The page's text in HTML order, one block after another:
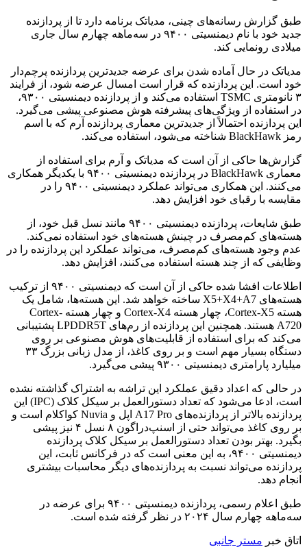
طبق گزارش رسانه‌های چینی، مدیاتک برنامه دارد تا از پردازنده
جدید خود با نام دیمنسیتی ۹۴۰۰ در سه‌ماهه چهارم سال جاری
میلادی رونمایی کند.
مدیاتک در حال آماده‌ شدن برای عرضه جدیدترین پردازنده پرچم‌دار
خود است. این پردازنده که قرار است امسال عرضه شود، از فرایند
۳ نانومتری TSMC استفاده می‌کند و از پردازنده دیمنسیتی ۹۳۰۰،
در استفاده از ویژگی‌های پیشرفته هوش مصنوعی پیشی می‌گیرد.
این پردازنده احتمالاً از جدیدترین معماری پردازنده آرم که با اسم
رمز BlackHawk شناخته می‌شود، استفاده می‌کند.
گزارش‌ها حاکی از آن است که مدیاتک و آرم برای استفاده از
معماری BlackHawk در پردازنده دیمنسیتی ۹۴۰۰ با یکدیگر همکاری
می‌کنند. این همکاری می‌تواند عملکرد دیمنسیتی ۹۴۰۰ را در
مقایسه با رقبای خود افزایش دهد.
طبق شایعات، پردازنده دیمنسیتی ۹۴۰۰ مانند نسل قبل خود، از
هسته‌های کم‌مصرف در چینش هسته‌های خود استفاده نمی‌کند.
عدم وجود هسته‌های کم‌مصرف، می‌تواند عملکرد این پردازنده را در
وظایفی که از چند هسته استفاده می‌کنند، افزایش دهد.
اطلاعات افشا شده حاکی از آن است که دیمنسیتی ۹۴۰۰ از ترکیب
هسته‌های X5+X4+A7 ساخته خواهد شد. این هسته‌ها، شامل یک
هسته Cortex-X5، چهار هسته Cortex-X4 و چهار هسته Cortex-
A720 هستند. همچنین این پردازنده از رم‌های LPDDR5T پشتیبانی
می‌کند که برای استفاده از قابلیت‌های هوش مصنوعی بر روی
دستگاه بسیار مهم است و بر روی کاغذ، از مدل زبانی بزرگ ۳۳
میلیارد پارامتری دیمنسیتی ۹۳۰۰ پیشی می‌گیرد.
در حالی که اعداد دقیق عملکرد این تراشه به اشتراک گذاشته نشده
است، ادعا می‌شود که تعداد دستورالعمل بر سیکل کلاک (IPC) این
پردازنده بالاتر از پردازنده‌های A17 Pro اپل و Nuvia کواکلام است و
بر روی کاغذ می‌تواند حتی از اسنپ‌دراگون ۸ نسل ۴ نیز پیشی
بگیرد. بهتر بودن تعداد دستورالعمل بر سیکل کلاک پردازنده
دیمنسیتی ۹۴۰۰، به این معنی است که در فرکانس ثابت، این
پردازنده می‌تواند نسبت به پردازنده‌های دیگر محاسبات بیشتری
انجام دهد.
طبق اعلام رسمی، پردازنده دیمنسیتی ۹۴۰۰ برای عرضه در
سه‌ماهه چهارم سال ۲۰۲۴ در نظر گرفته شده است.
اتاق خبر مستر جانبی